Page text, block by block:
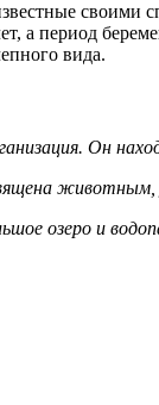
своими
а период
вида.
Он
озеро и